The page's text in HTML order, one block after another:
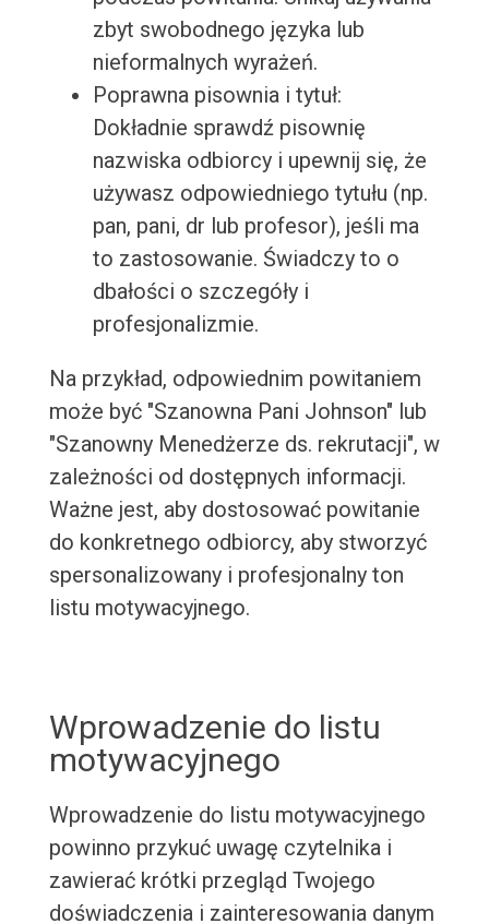
zbyt swobodnego języka lub
nieformalnych wyrażeń.
Poprawna pisownia i tytuł:
Dokładnie sprawdź pisownię
nazwiska odbiorcy i upewnij się, że
używasz odpowiedniego tytułu (np.
pan, pani, dr lub profesor), jeśli ma
to zastosowanie. Świadczy to o
dbałości o szczegóły i
profesjonalizmie.
Na przykład, odpowiednim powitaniem
może być "Szanowna Pani Johnson" lub
"Szanowny Menedżerze ds. rekrutacji", w
zależności od dostępnych informacji.
Ważne jest, aby dostosować powitanie
do konkretnego odbiorcy, aby stworzyć
spersonalizowany i profesjonalny ton
listu motywacyjnego.
Wprowadzenie do listu
motywacyjnego
Wprowadzenie do listu motywacyjnego
powinno przykuć uwagę czytelnika i
zawierać krótki przegląd Twojego
doświadczenia i zainteresowania danym